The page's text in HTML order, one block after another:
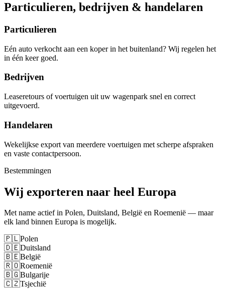
Particulieren, bedrijven & handelaren
Particulieren
Eén auto verkocht aan een koper in het buitenland? Wij regelen het
in één keer goed.
Bedrijven
Leaseretours of voertuigen uit uw wagenpark snel en correct
uitgevoerd.
Handelaren
Wekelijkse export van meerdere voertuigen met scherpe afspraken
en vaste contactpersoon.
Bestemmingen
Wij exporteren naar heel Europa
Met name actief in Polen, Duitsland, België en Roemenië — maar
elk land binnen Europa is mogelijk.
🇵🇱Polen
🇩🇪Duitsland
🇧🇪België
🇷🇴Roemenië
🇧🇬Bulgarije
🇨🇿Tsjechië